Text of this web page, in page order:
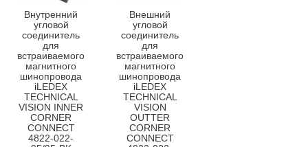
Внутренний
угловой
соединитель
для
встраиваемого
магнитного
шинопровода
iLEDEX
TECHNICAL
VISION INNER
CORNER
CONNECT
4822-022-
Внешний
угловой
соединитель
для
встраиваемого
магнитного
шинопровода
iLEDEX
TECHNICAL
VISION
OUTTER
CORNER
CONNECT